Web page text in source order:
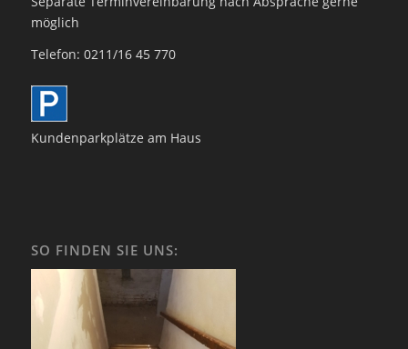
möglich
Telefon: 0211/16 45 770
Kundenparkplätze am Haus
SO FINDEN SIE UNS: